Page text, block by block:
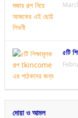
৫টি
দোয়া ও আমল